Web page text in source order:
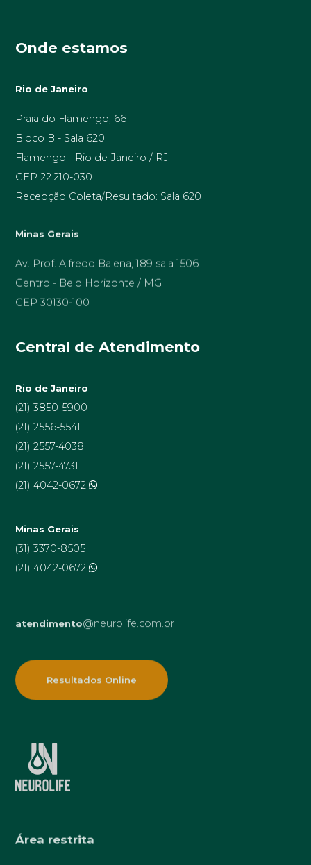
Onde estamos
Rio de Janeiro
Praia do Flamengo, 66
Bloco B - Sala 620
Flamengo - Rio de Janeiro / RJ
CEP 22.210-030
Recepção Coleta/Resultado: Sala 620
Av. Prof. Alfredo Balena, 189 sala 1506
Centro - Belo Horizonte / MG
CEP 30130-100
Central de Atendimento
Rio de Janeiro
(21) 3850-5900
(21) 2556-5541
(21) 2557-4038
(21) 2557-4731
(21) 4042-0672
Minas Gerais
(31) 3370-8505
(21) 4042-0672
atendimento@neurolife.com.br